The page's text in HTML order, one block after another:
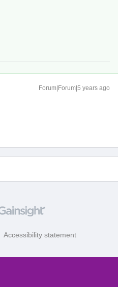
Forum|Forum|5 years ago
Accessibility statement